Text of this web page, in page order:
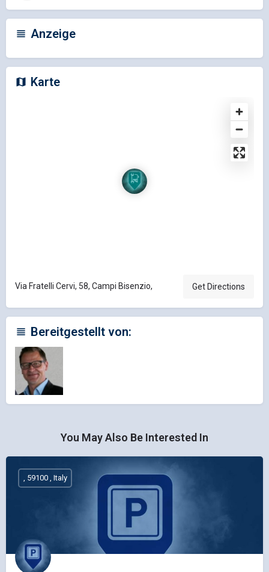
Anzeige
Karte
Via Fratelli Cervi, 58, Campi Bisenzio, Get Directions
Bereitgestellt von:
You May Also Be Interested In
, 59100 , Italy